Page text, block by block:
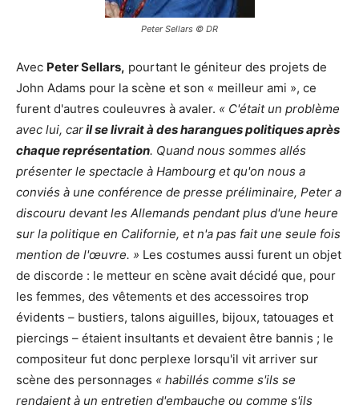
Peter Sellars © DR
Avec Peter Sellars, pourtant le géniteur des projets de
John Adams pour la scène et son « meilleur ami », ce
furent d'autres couleuvres à avaler. « C'était un problème
avec lui, caril se livrait à des harangues politiques après
chaque représentation. Quand nous sommes allés
présenter le spectacle à Hambourg et qu'on nous a
conviés à une conférence de presse préliminaire, Peter a
discouru devant les Allemands pendant plus d'une heure
sur la politique en Californie, et n'a pas fait une seule fois
mention de l'œuvre. » Les costumes aussi furent un objet
de discorde : le metteur en scène avait décidé que, pour
les femmes, des vêtements et des accessoires trop
évidents – bustiers, talons aiguilles, bijoux, tatouages et
piercings – étaient insultants et devaient être bannis ; le
compositeur fut donc perplexe lorsqu'il vit arriver sur
scène des personnages « habillés comme s'ils se
rendaient à un entretien d'embauche ou comme s'ils